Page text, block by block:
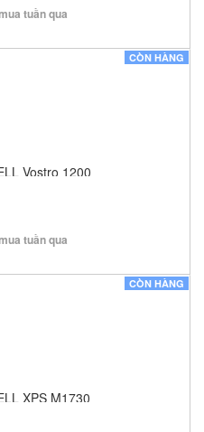
tuần qua
CÒN HÀNG
tuần qua
CÒN HÀNG